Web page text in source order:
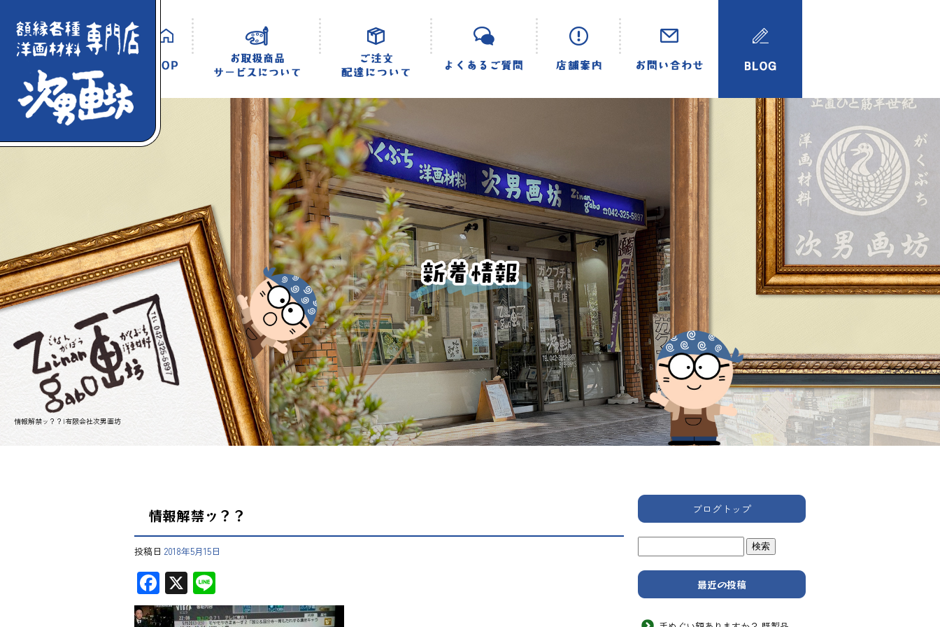
情報解禁ッ？？|有限会社次男画坊
情報解禁ッ？？
投稿日 2018年5月15日
F
ac
X
ne
ブログトップ
最近の投稿